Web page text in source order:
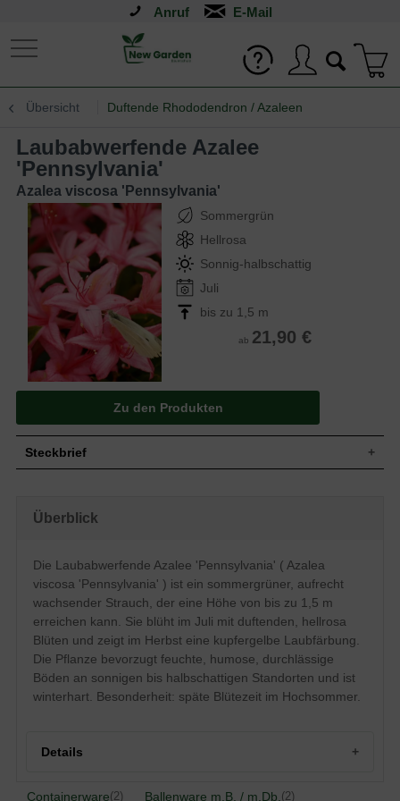
Anruf
Übersicht Duftende Rhododendron / Azaleen
Laubabwerfende Azalee
'Pennsylvania'
Azalea viscosa 'Pennsylvania'
Sommergrün
Hellrosa
Sonnig-halbschattig
Juli
bis zu 1,5 m
ab 21,90 €
Zu den Produkten
Steckbrief
Blatt
Sommergrün, elliptisch, ledrig, am Ende
zugespitzt, glänzend, ganzrandig,
frischgrün, im Herbst kupfergelb, ca. 8 cm
lang
Frucht
Kapselfrucht, nicht zum Verzehr geeignet
Blüte
Hellrosa, orange gezeichnet, duftend,
trichterförmig, lange rosafarbene
Staubgefäße, in endständigen Dolden
zusammen, reichblühend
Wurzeln
Überblick
Die Laubabwerfende Azalee 'Pennsylvania' ( Azalea
viscosa 'Pennsylvania' ) ist ein sommergrüner, aufrecht
wachsender Strauch, der eine Höhe von bis zu 1,5 m
erreichen kann. Sie blüht im Juli mit duftenden, hellrosa
Blüten und zeigt im Herbst eine kupfergelbe Laubfärbung.
Die Pflanze bevorzugt feuchte, humose, durchlässige
Böden an sonnigen bis halbschattigen Standorten und ist
winterhart. Besonderheit: späte Blütezeit im Hochsommer.
Details
Containerware(2) Ballenware m.B. / m.Db. (2)